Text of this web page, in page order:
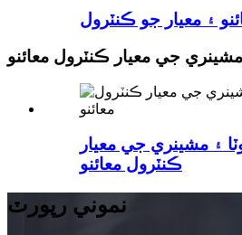
۽ معيار جو ڪنٽرول
جي معيار ڪنٽرول معائنو
۽ مشينري جي معيار
ڪنٽرول معائنو
نموني رپورٽ